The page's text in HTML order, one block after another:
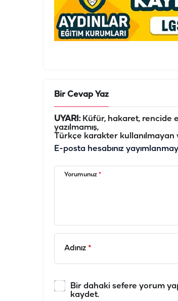
Bir Cevap Yaz
UYARI:Küfür, hakaret, rencide
yazılmamış,
Türkçe karakter kullanılmayan
E-posta hesabınız
Yorumunuz *
Adınız *
Bir dahaki sefere yorum
kaydet.